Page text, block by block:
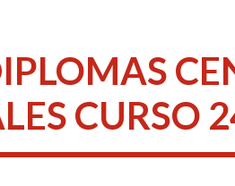
CURSO